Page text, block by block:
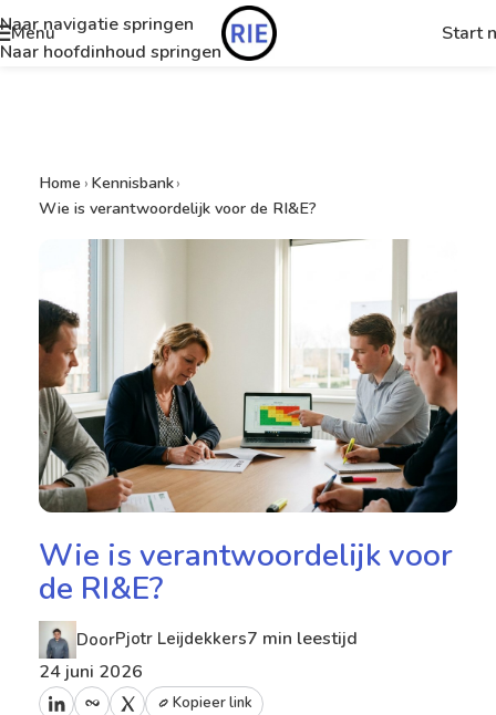
Naar navigatie springen
Naar hoofdinhoud springen
Menu Start
Home › Kennisbank›
Wie is verantwoordelijk voor de RI&E?
Wie is verantwoordelijk voor
de RI&E?
DoorPjotr Leijdekkers7 min leestijd
24 juni 2026
Kopieer link